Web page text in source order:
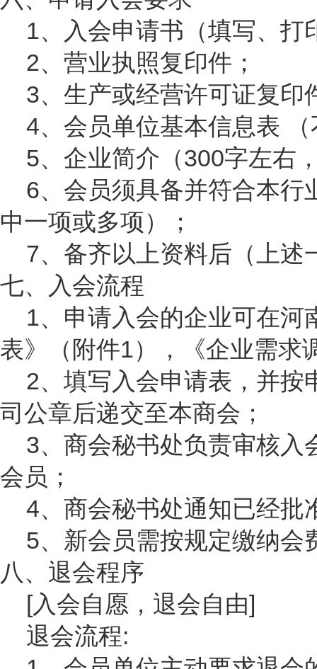
1、入会申请书（填写、打
2、营业执照复印件；
3、生产或经营许可证复印
4、会员单位基本信息表
5、企业简介（300字左右
6、会员须具备并符合本行
中一项或多项）；
7、备齐以上资料后（上述
七、入会流程
1、申请入会的企业可在河
表》（附件1），《企业需求
2、填写入会申请表，并按
司公章后递交至本商会；
3、商会秘书处负责审核入
会员；
4、商会秘书处通知已经批
5、新会员需按规定缴纳会
八、退会程序
[入会自愿，退会自由]
退会流程: